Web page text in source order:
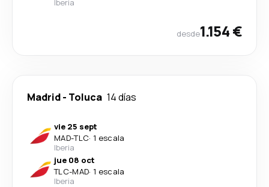
Iberia
desde1.154 €
Madrid- Toluca 14 días
vie 25 sept
MAD-TLC· 1 escala
Iberia
jue 08 oct
TLC-MAD· 1 escala
Iberia